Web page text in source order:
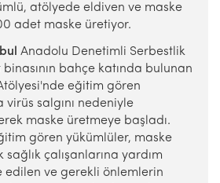
atölyede eldiven ve maske
adet maske üretiyor.
Anadolu Denetimli Serbestlik
bahçe katında bulunan
eğitim gören
salgını nedeniyle
maske üretmeye başladı.
gören yükümlüler, maske
çalışanlarına yardım
edilen ve gerekli önlemlerin